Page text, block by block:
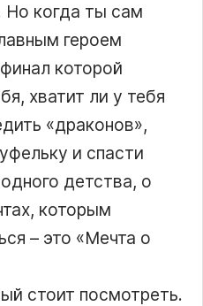
Но когда ты сам
героем
которой
хватит ли у тебя
«драконов»,
и спасти
детства, о
которым
– это «Мечта о
стоит посмотреть.